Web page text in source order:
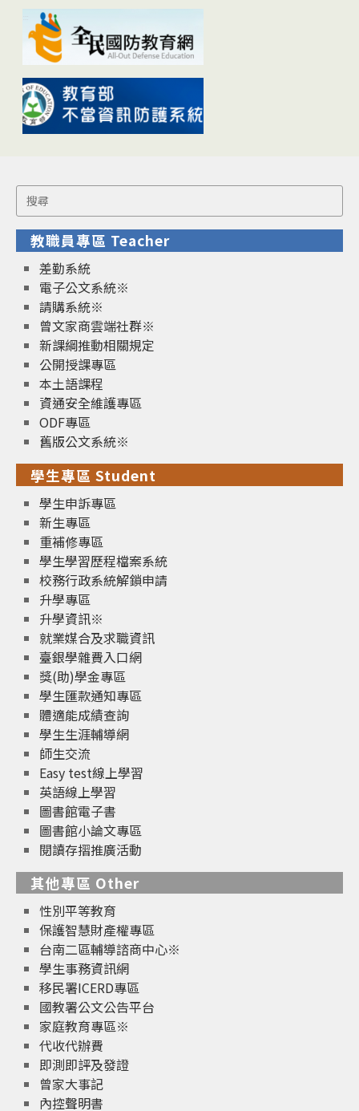
Search
for:
教職員專區 Teacher
差勤系統
電子公文系統※
請購系統※
曾文家商雲端社群※
新課綱推動相關規定
公開授課專區
本土語課程
資通安全維護專區
ODF專區
舊版公文系統※
學生專區 Student
學生申訴專區
新生專區
重補修專區
學生學習歷程檔案系統
校務行政系統解鎖申請
升學專區
升學資訊※
就業媒合及求職資訊
臺銀學雜費入口網
獎(助)學金專區
學生匯款通知專區
體適能成績查詢
學生生涯輔導網
師生交流
Easy test線上學習
英語線上學習
圖書館電子書
圖書館小論文專區
閱讀存摺推廣活動
其他專區 Other
性別平等教育
保護智慧財產權專區
台南二區輔導諮商中心※
學生事務資訊網
移民署ICERD專區
國教署公文公告平台
家庭教育專區※
代收代辦費
即測即評及發證
曾家大事記
內控聲明書